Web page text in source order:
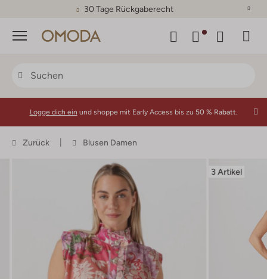
30 Tage Rückgaberecht
Menü
Logge dich ein und shoppe mit Early Access bis zu 50 % Rabatt.
Zurück Blusen Damen
3 Artikel